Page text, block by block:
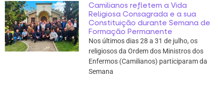
Camilianos refletem a Vida
Religiosa Consagrada e a sua
Constituição durante Semana de
Formação Permanente
Nos últimos dias 28 a 31 de julho, os
religiosos da Ordem dos Ministros dos
Enfermos (Camilianos) participaram da
Semana